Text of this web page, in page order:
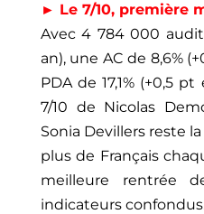
► Le 7/10, première
Avec 4 784 000
an), une AC de 8,6%
PDA de 17,1% (+0,5
7/10 de Nicolas
Sonia Devillers reste
plus de Français
meilleure rentrée
indicateurs